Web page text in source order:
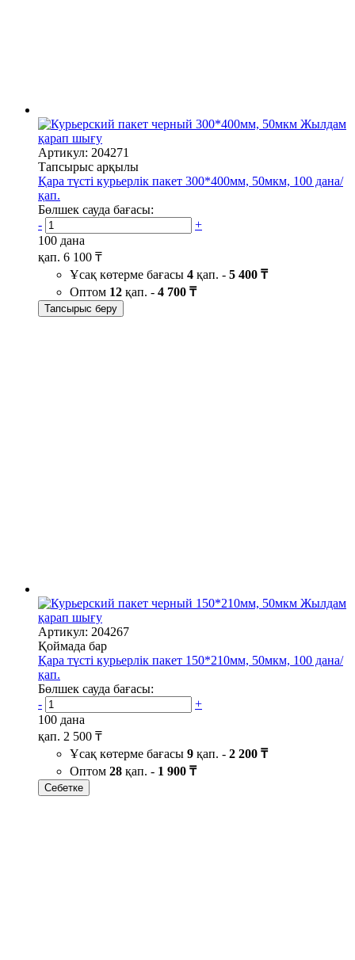
Жылдам
қарап шығу
Артикул: 204271
Тапсырыс арқылы
Қара түсті курьерлік пакет 300*400мм, 50мкм, 100 дана/
қап.
Бөлшек сауда бағасы:
-
+
100 дана
қап. 6 100 ₸
Ұсақ көтерме бағасы 4 қап. - 5 400 ₸
Оптом 12 қап. - 4 700 ₸
Тапсырыс беру
Жылдам
қарап шығу
Артикул: 204267
Қоймада бар
Қара түсті курьерлік пакет 150*210мм, 50мкм, 100 дана/
қап.
Бөлшек сауда бағасы:
-
+
100 дана
қап. 2 500 ₸
Ұсақ көтерме бағасы 9 қап. - 2 200 ₸
Оптом 28 қап. - 1 900 ₸
Себетке